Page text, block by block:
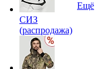
СИЗ
(распродажа)
Ещё